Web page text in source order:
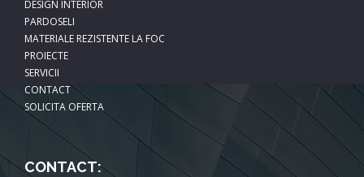
DESIGN INTERIOR
PARDOSELI
MATERIALE REZISTENTE LA FOC
PROIECTE
SERVICII
CONTACT
SOLICITA OFERTA
CONTACT: